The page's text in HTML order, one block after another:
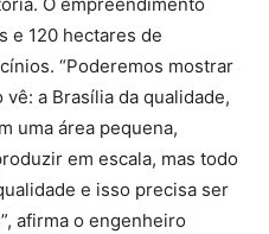
e 120 hectares de
“Poderemos mostrar
a Brasília da qualidade,
uma área pequena,
em escala, mas todo
e isso precisa ser
afirma o engenheiro